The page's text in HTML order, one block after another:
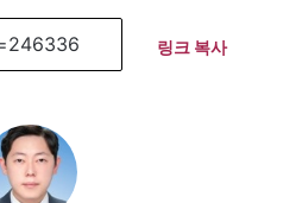
링크 복사